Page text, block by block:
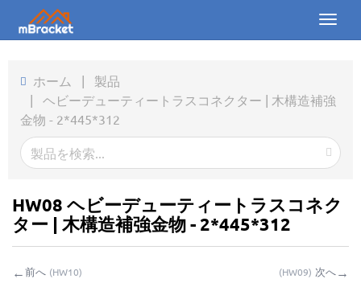
Toggle
製品
会社概要
ホーム | 製品
| ヘビーデューティートラスコネクター | 木構造補強
金物 - 2*445*312
HW08 ヘビーデューティートラスコネク
ター | 木構造補強金物 - 2*445*312
←前へ (HW10) (HW09) 次へ→